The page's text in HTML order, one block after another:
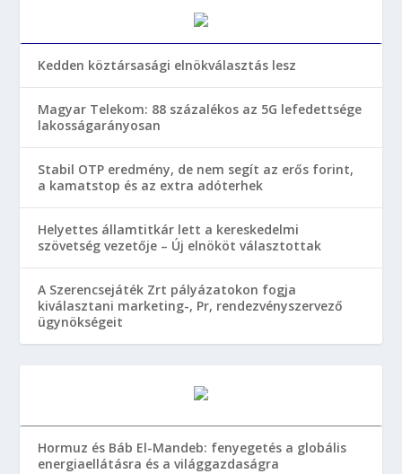
Kedden köztársasági elnökválasztás lesz
Magyar Telekom: 88 százalékos az 5G lefedettsége
lakosságarányosan
Stabil OTP eredmény, de nem segít az erős forint,
a kamatstop és az extra adóterhek
Helyettes államtitkár lett a kereskedelmi
szövetség vezetője – Új elnököt választottak
A Szerencsejáték Zrt pályázatokon fogja
kiválasztani marketing-, Pr, rendezvényszervező
ügynökségeit
Hormuz és Báb El-Mandeb: fenyegetés a globális
energiaellátásra és a világgazdaságra